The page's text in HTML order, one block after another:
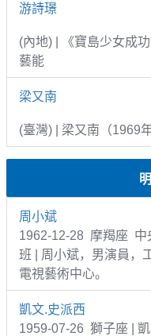
游詩璟
(內地) | 《寶島少女成
藝能
梁又南
(臺灣) | 梁又南（1969
周小斌
1962-12-28 摩羯座 中
班 | 周小斌，男演員，
電視藝術中心。
凱文.史派西
1959-07-26 獅子座 |